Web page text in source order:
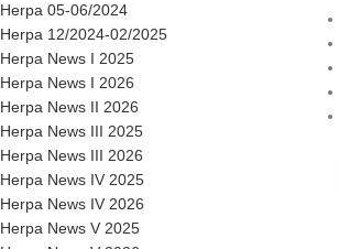
Herpa 05-06/2024
Herpa 12/2024-02/2025
Herpa News I 2025
Herpa News I 2026
Herpa News II 2026
Herpa News III 2025
Herpa News III 2026
Herpa News IV 2025
Herpa News IV 2026
Herpa News V 2025